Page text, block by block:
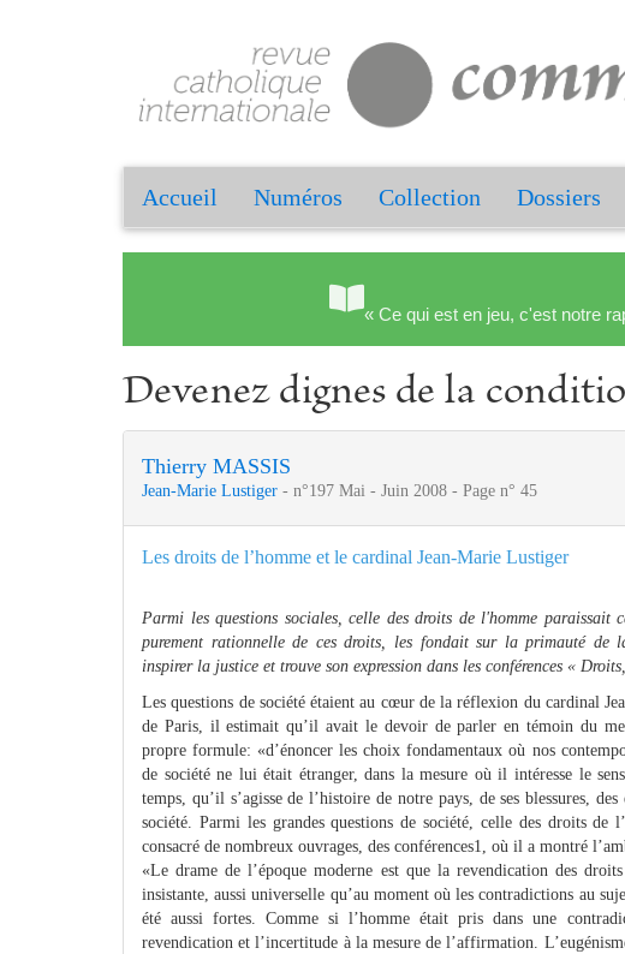
Accueil Numéros Collection Dossiers
« Ce qui est en jeu, c'est notre
Devenez dignes de la
Thierry MASSIS
Jean-Marie Lustiger - n°197 Mai - Juin 2008 - Page n° 45
Les droits de l’homme et le cardinal Jean-Marie Lustiger
Parmi les questions sociales, celle des droits de l'homme
purement rationnelle de ces droits, les fondait sur la primauté de
inspirer la justice et trouve son expression dans les conférences «
Les questions de société étaient au cœur de la réflexion du cardinal
de Paris, il estimait qu’il avait le devoir de parler en témoin du
propre formule: «d’énoncer les choix fondamentaux où nos
de société ne lui était étranger, dans la mesure où il intéresse le
temps, qu’il s’agisse de l’histoire de notre pays, de ses blessures,
société. Parmi les grandes questions de société, celle des droits
consacré de nombreux ouvrages, des conférences1, où il a montré
«Le drame de l’époque moderne est que la revendication des
insistante, aussi universelle qu’au moment où les contradictions au
été aussi fortes. Comme si l’homme était pris dans une
revendication et l’incertitude à la mesure de l’affirmation.